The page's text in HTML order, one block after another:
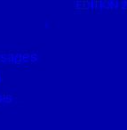
EDITION